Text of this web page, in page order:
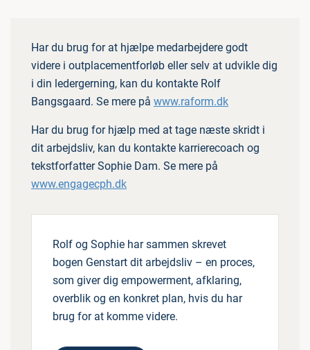
Har du brug for at hjælpe medarbejdere godt
videre i outplacementforløb eller selv at udvikle dig
i din ledergerning, kan du kontakte Rolf
Bangsgaard. Se mere på www.raform.dk
Har du brug for hjælp med at tage næste skridt i
dit arbejdsliv, kan du kontakte karrierecoach og
tekstforfatter Sophie Dam. Se mere på
www.engagecph.dk
Rolf og Sophie har sammen skrevet
bogen Genstart dit arbejdsliv – en proces,
som giver dig empowerment, afklaring,
overblik og en konkret plan, hvis du har
brug for at komme videre.